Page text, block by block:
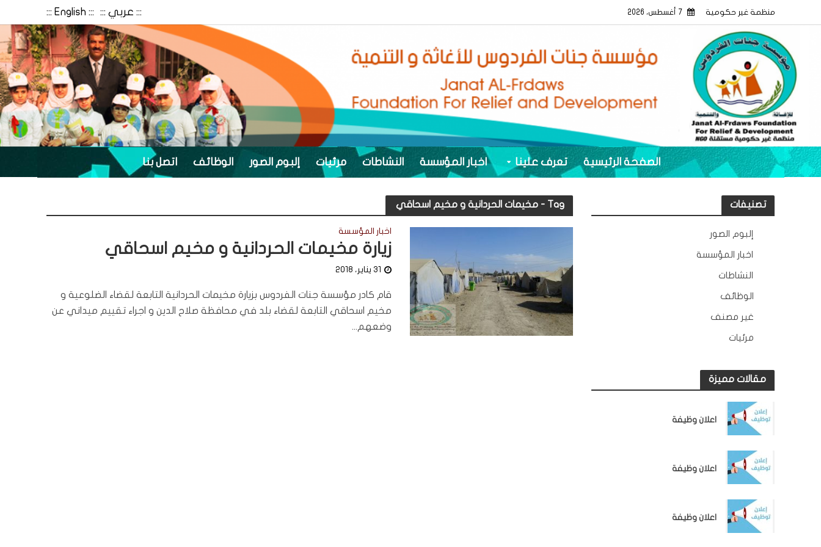
::: عربي ::: ::: English ::: منظمة غير حكومية 7 أغسطس، 2026
الصفحة الرئيسية تعرف علينا اخبار المؤسسة النشاطات مرئيات إلبوم الصور الوظائف اتصل بنا
Tag - مخيمات الحردانية و مخيم اسحاقي
اخبار المؤسسة
زيارة مخيمات الحردانية و مخيم اسحاقي
31 يناير، 2018
قام كادر مؤسسة جنات الفردوس بزيارة مخيمات الحردانية التابعة لقضاء الضلوعية و
مخيم اسحاقي التابعة لقضاء بلد في محافظة صلاح الدين و اجراء تقييم ميداني عن
وضعهم...
تصنيفات
إلبوم الصور
اخبار المؤسسة
النشاطات
الوظائف
غير مصنف
مرئيات
مقالات مميزة
اعلان وظيفة
اعلان وظيفة
اعلان وظيفة